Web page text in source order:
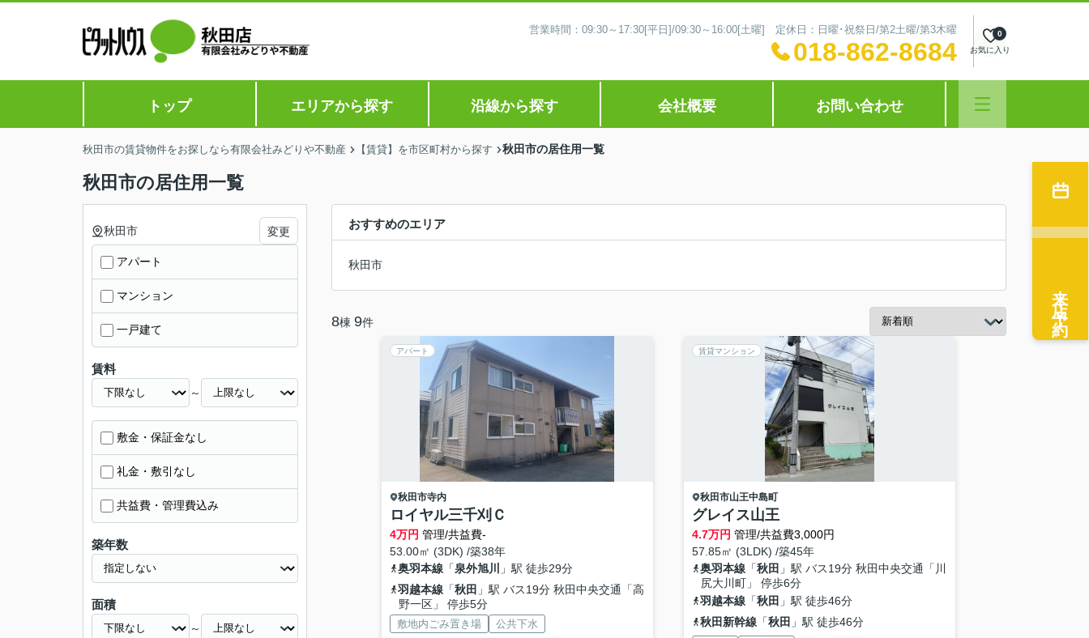
営業時間：09:30～17:30[平日]/09:30～16:00[土曜] 定休日：日曜･祝祭日/第2土曜/第3木曜
018-862-8684 お気に入り
0
トップ エリアから探す 沿線から探す 会社概要 お問い合わせ
秋田市の賃貸物件をお探しなら有限会社みどりや不動産 【賃貸】を市区町村から探す 秋田市の居住用一覧
秋田市の居住用一覧
おすすめのエリア
秋田市
8棟 9件
アパート
秋田市寺内
ロイヤル三千刈Ｃ
4万円 管理/共益費-
53.00㎡ (3DK) /築38年
奥羽本線「泉外旭川
」駅 徒歩29分
羽越本線「秋田 」駅 バス19分 秋田中央交通「高
野一区」 停歩5分
敷地内ごみ置き場 公共下水
賃貸マンション
秋田市山王中島町
グレイス山王
4.7万円 管理/共益費3,000円
57.85㎡ (3LDK) /築45年
奥羽本線「秋田 」駅 バス19分 秋田中央交通「川
尻大川町」 停歩6分
羽越本線「秋田 」駅 徒歩46分
秋田新幹線「秋田 」駅 徒歩46分
秋田市 変更
アパート
マンション
一戸建て
賃料
～
敷金・保証金なし
礼金・敷引なし
共益費・管理費込み
築年数
面積
～
来店予約